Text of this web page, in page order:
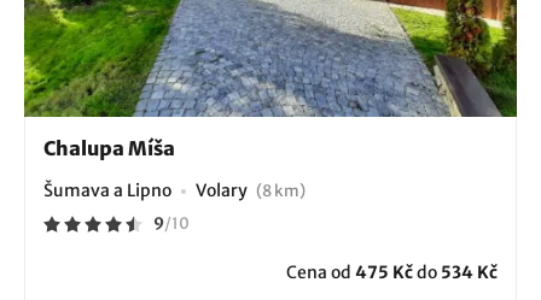
Chalupa Míša
Šumava a Lipno Volary (8 km)
9/10
Cena od 475 Kčdo 534 Kč